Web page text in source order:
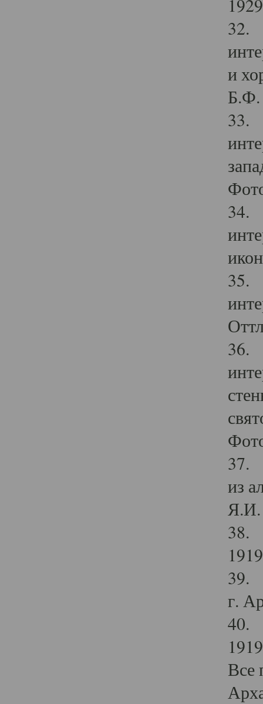
32.
и
Б.Ф.
33.
34.
35.
36.
37.
из
Я.И.
38.
39.
г.
40.
Все